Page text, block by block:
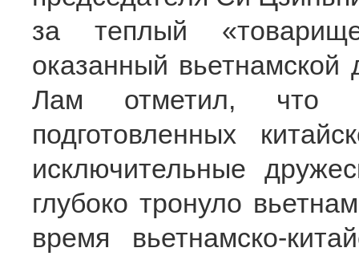
за теплый
оказанный вьетнамской
Лам отметил, что
подготовленных
исключительные
глубоко тронуло
время вьетнамско-